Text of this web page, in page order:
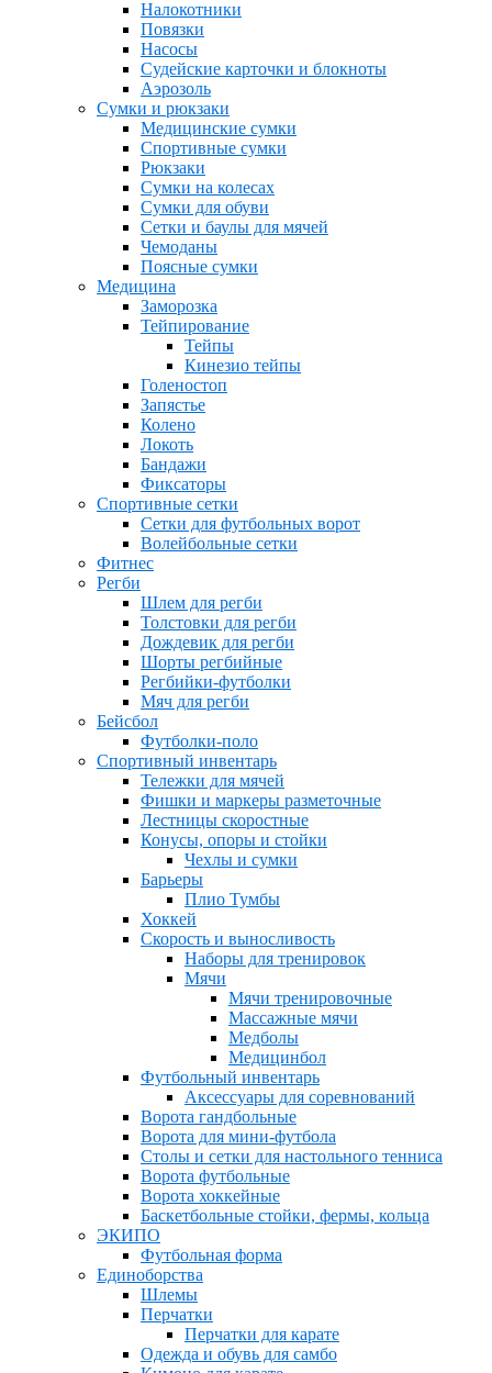
Налокотники
Повязки
Насосы
Судейские карточки и блокноты
Аэрозоль
Сумки и рюкзаки
Медицинские сумки
Спортивные сумки
Рюкзаки
Сумки на колесах
Сумки для обуви
Сетки и баулы для мячей
Чемоданы
Поясные сумки
Медицина
Заморозка
Тейпирование
Тейпы
Кинезио тейпы
Голеностоп
Запястье
Колено
Локоть
Бандажи
Фиксаторы
Спортивные сетки
Сетки для футбольных ворот
Волейбольные сетки
Фитнес
Регби
Шлем для регби
Толстовки для регби
Дождевик для регби
Шорты регбийные
Регбийки-футболки
Мяч для регби
Бейсбол
Футболки-поло
Спортивный инвентарь
Тележки для мячей
Фишки и маркеры разметочные
Лестницы скоростные
Конусы, опоры и стойки
Чехлы и сумки
Барьеры
Плио Тумбы
Хоккей
Скорость и выносливость
Наборы для тренировок
Мячи
Мячи тренировочные
Массажные мячи
Медболы
Медицинбол
Футбольный инвентарь
Аксессуары для соревнований
Ворота гандбольные
Ворота для мини-футбола
Столы и сетки для настольного тенниса
Ворота футбольные
Ворота хоккейные
Баскетбольные стойки, фермы, кольца
ЭКИПО
Футбольная форма
Единоборства
Шлемы
Перчатки
Перчатки для карате
Одежда и обувь для самбо